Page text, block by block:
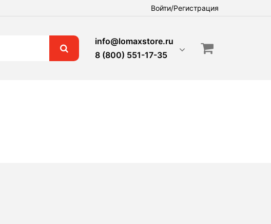
Войти/Регистрация
info@lomaxstore.ru
8 (800) 551-17-35